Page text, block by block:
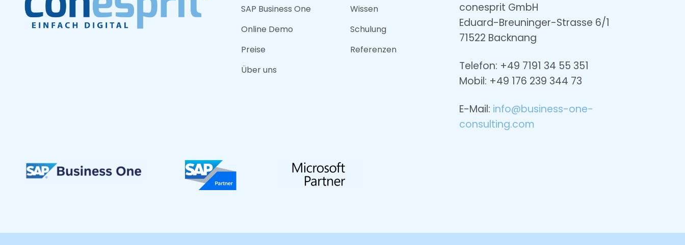
SAP Business One
Online Demo
Preise
Über uns
Wissen
Schulung
Referenzen
conesprit GmbH
Eduard-Breuninger-Strasse 6/1
71522 Backnang
Telefon: +49 7191 34 55 351
Mobil: +49 176 239 344 73
E-Mail: info@business-one-
consulting.com